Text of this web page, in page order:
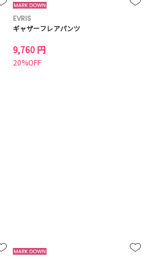
EVRIS
ギャザーフレアパンツ
9,760 円
20%OFF